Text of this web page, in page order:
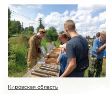
Кировская область